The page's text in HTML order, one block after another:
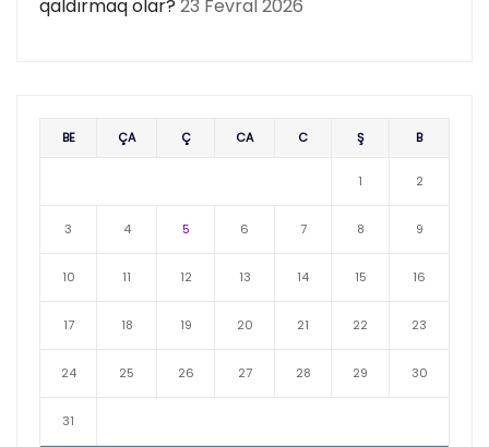
qaldırmaq olar? 23 Fevral 2026
BE ÇA Ç CA C Ş B
1 2
3 4 5 6 7 8 9
10 11 12 13 14 15 16
17 18 19 20 21 22 23
24 25 26 27 28 29 30
31